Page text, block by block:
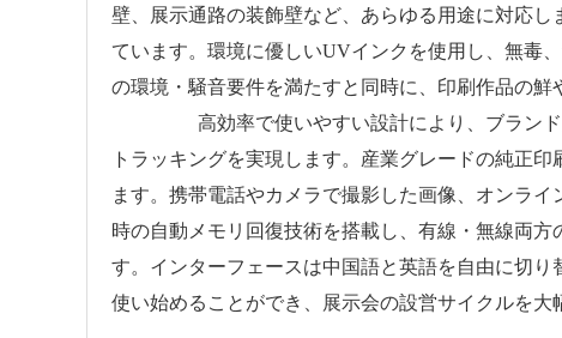
壁、展示通路の装飾壁など、あらゆる用途に対応
ています。環境に優しいUVインクを使用し、無毒
の環境・騒音要件を満たすと同時に、印刷作品の
高効率で使いやすい設計により、ブランド展示
トラッキングを実現します。産業グレードの純正
ます。携帯電話やカメラで撮影した画像、オンラ
時の自動メモリ回復技術を搭載し、有線・無線両
す。インターフェースは中国語と英語を自由に切
使い始めることができ、展示会の設営サイクルを大